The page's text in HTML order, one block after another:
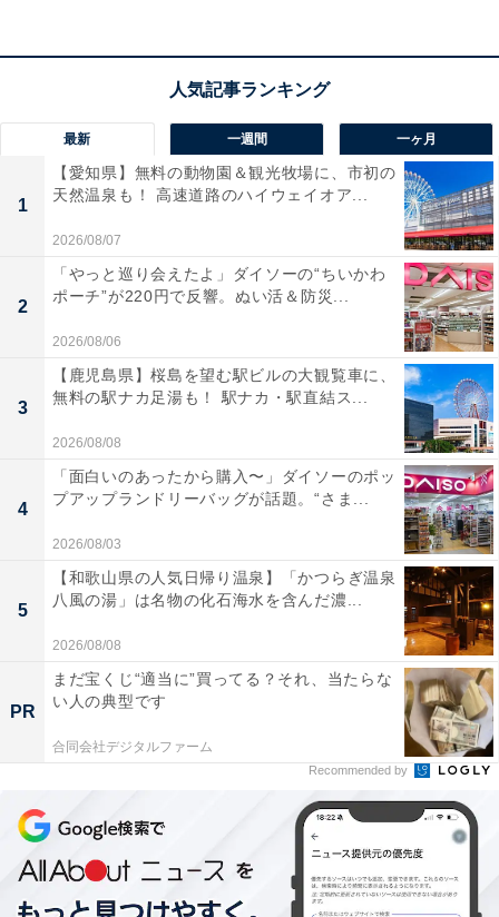
入園無料（体験イベントは別途参加費あり）
あわせて読みたい
【福岡県】入場無料あり、大人150円も！ 森
の大型アスレチックや複合アウトドア施設…
「高田濃施山公園（たかたのせやまこうえん）」
は入園無料！ コンビネーション遊具・BBQ・キャ
ンプ・パターゴルフが楽しめる
最新 一週間 一ヶ月
1
【愛知県】無料の動物園＆観光牧場に、市初の
天然温泉も！ 高速道路のハイウェイオア...
2026/08/07
2
「やっと巡り会えたよ」ダイソーの“ちいかわ
ポーチ”が220円で反響。ぬい活＆防災...
2026/08/06
3
【鹿児島県】桜島を望む駅ビルの大観覧車に、
無料の駅ナカ足湯も！ 駅ナカ・駅直結ス...
2026/08/08
4
「面白いのあったから購入〜」ダイソーのポッ
プアップランドリーバッグが話題。“さま...
2026/08/03
5
【和歌山県の人気日帰り温泉】「かつらぎ温泉
八風の湯」は名物の化石海水を含んだ濃...
2026/08/08
PR
まだ宝くじ“適当に”買ってる？それ、当たらな
い人の典型です
合同会社デジタルファーム
Recommended by